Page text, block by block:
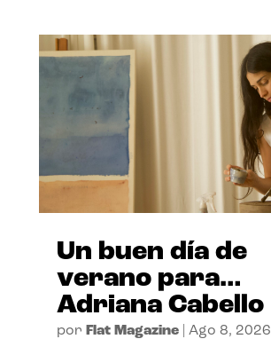
Un buen día de
verano para…
Adriana Cabello
por Flat Magazine| Ago 8, 2026